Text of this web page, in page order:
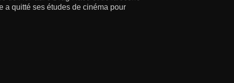
a quitté ses études de cinéma pour